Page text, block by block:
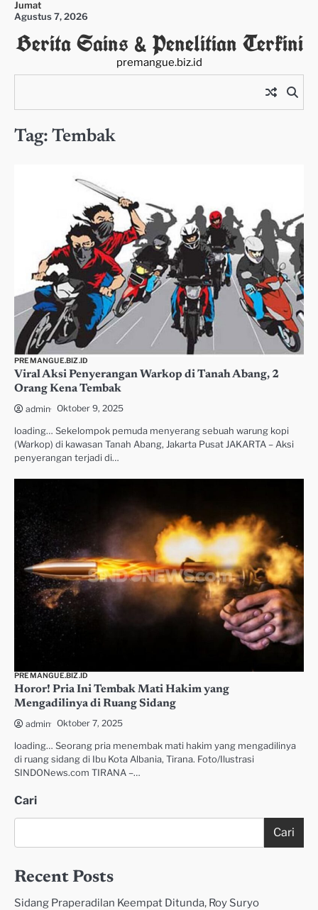
Skip
content
Jumat
Agustus 7, 2026
Berita Sains & Penelitian Terkini
premangue.biz.id
Tag: Tembak
PREMANGUE.BIZ.ID
Viral Aksi Penyerangan Warkop di Tanah Abang, 2
Orang Kena Tembak
admin Oktober 9, 2025
loading… Sekelompok pemuda menyerang sebuah warung kopi
(Warkop) di kawasan Tanah Abang, Jakarta Pusat JAKARTA – Aksi
penyerangan terjadi di…
PREMANGUE.BIZ.ID
Horor! Pria Ini Tembak Mati Hakim yang
Mengadilinya di Ruang Sidang
admin Oktober 7, 2025
loading… Seorang pria menembak mati hakim yang mengadilinya
di ruang sidang di Ibu Kota Albania, Tirana. Foto/Ilustrasi
SINDONews.com TIRANA –…
Cari
Cari
Recent Posts
Sidang Praperadilan Keempat Ditunda, Roy Suryo